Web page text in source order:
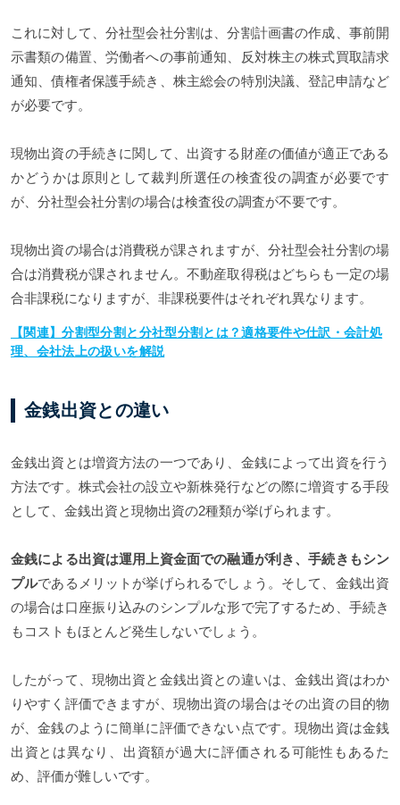
これに対して、分社型会社分割は、分割計画書の作成、事前開
示書類の備置、労働者への事前通知、反対株主の株式買取請求
通知、債権者保護手続き、株主総会の特別決議、登記申請など
が必要です。
現物出資の手続きに関して、出資する財産の価値が適正である
かどうかは原則として裁判所選任の検査役の調査が必要です
が、分社型会社分割の場合は検査役の調査が不要です。
現物出資の場合は消費税が課されますが、分社型会社分割の場
合は消費税が課されません。不動産取得税はどちらも一定の場
合非課税になりますが、非課税要件はそれぞれ異なります。
【関連】分割型分割と分社型分割とは？適格要件や仕訳・会計処
理、会社法上の扱いを解説
金銭出資との違い
金銭出資とは増資方法の一つであり、金銭によって出資を行う
方法です。株式会社の設立や新株発行などの際に増資する手段
として、金銭出資と現物出資の2種類が挙げられます。
金銭による出資は運用上資金面での融通が利き、手続きもシン
プルであるメリットが挙げられるでしょう。そして、金銭出資
の場合は口座振り込みのシンプルな形で完了するため、手続き
もコストもほとんど発生しないでしょう。
したがって、現物出資と金銭出資との違いは、金銭出資はわか
りやすく評価できますが、現物出資の場合はその出資の目的物
が、金銭のように簡単に評価できない点です。現物出資は金銭
出資とは異なり、出資額が過大に評価される可能性もあるた
め、評価が難しいです。